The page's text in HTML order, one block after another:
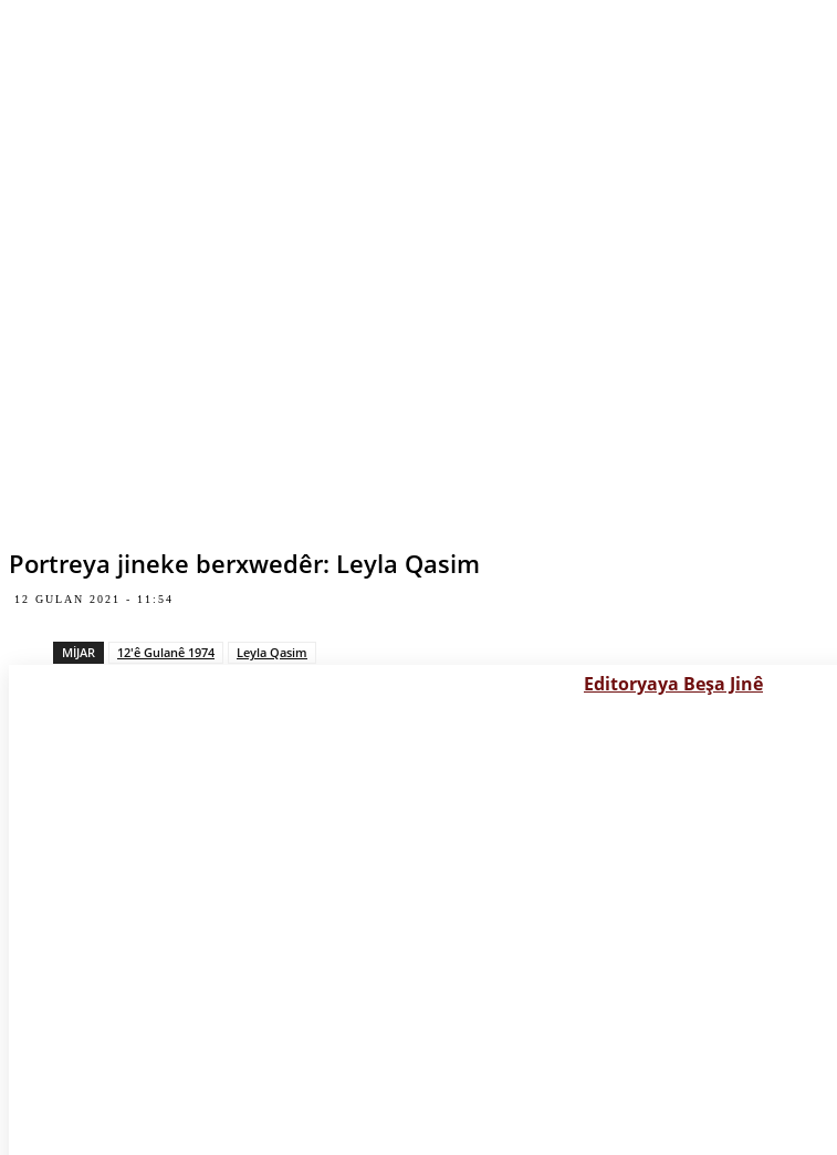
Portreya jineke berxwedêr: Leyla Qasim
12 GULAN 2021 - 11:54
MIJAR 12'ê Gulanê 1974 Leyla Qasim
Editoryaya Beşa Jinê